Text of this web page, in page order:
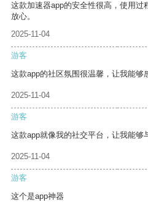
这款加速器app的安全性很高，使用过
放心。
2025-11-04
游客
这款app的社区氛围很温馨，让我能够
2025-11-04
游客
这款app就像我的社交平台，让我能够
2025-11-04
游客
这个是app神器